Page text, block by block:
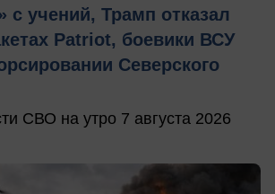
с учений, Трамп отказал
Patriot, боевики ВСУ
Северского
СВО на утро 7 августа 2026